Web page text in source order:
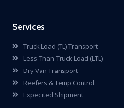
Services
Truck Load (TL) Transport
Less-Than-Truck Load (LTL)
Dry Van Transport
Reefers & Temp Control
Expedited Shipment